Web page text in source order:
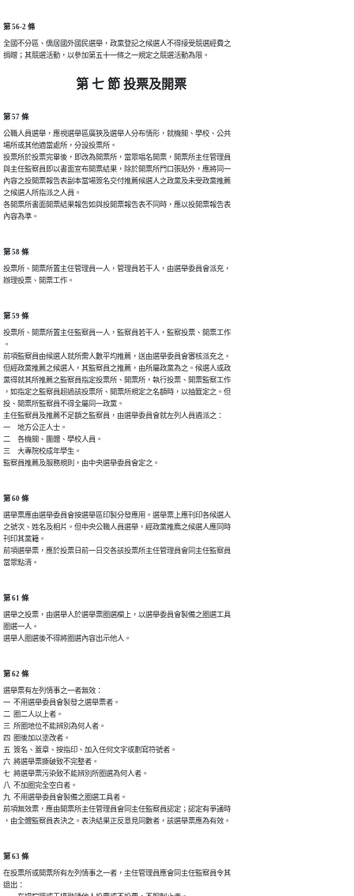
第 56-2 條
全國不分區、僑居國外國民選舉，政黨登記之候選人不得接受競選經費之
捐贈；其競選活動，以參加第五十一條之一規定之競選活動為限。
第 七 節 投票及開票
第 57 條
公職人員選舉，應視選舉區廣狹及選舉人分布情形，就機關、學校、公共
場所或其他適當處所，分設投票所。
投票所於投票完畢後，即改為開票所，當眾唱名開票，開票所主任管理員
與主任監察員即以書面宣布開票結果，除於開票所門口張貼外，應將同一
內容之投開票報告表副本當場簽名交付推薦候選人之政黨及未受政黨推薦
之候選人所指派之人員。
各開票所書面開票結果報告如與投開票報告表不同時，應以投開票報告表
內容為準。
第 58 條
投票所、開票所置主任管理員一人，管理員若干人，由選舉委員會派充，
第 59 條
投票所、開票所置主任監察員一人，監察員若干人，監察投票、開票工作
。
前項監察員由候選人就所需人數平均推薦，送由選舉委員會審核派充之。
但經政黨推薦之候選人，其監察員之推薦，由所屬政黨為之。候選人或政
黨得就其所推薦之監察員指定投票所、開票所，執行投票、開票監察工作
，如指定之監察員超過該投票所、開票所規定之名額時，以抽籤定之。但
投、開票所監察員不得全屬同一政黨。
主任監察員及推薦不足額之監察員，由選舉委員會就左列人員遴派之：
一　地方公正人士。
二　各機關、團體、學校人員。
三　大專院校成年學生。
第 60 條
選舉票應由選舉委員會按選舉區印製分發應用。選舉票上應刊印各候選人
之號次、姓名及相片。但中央公職人員選舉，經政黨推廌之候選人應同時
刊印其黨籍。
前項選舉票，應於投票日前一日交各該投票所主任管理員會同主任監察員
當眾點清。
第 61 條
選舉之投票，由選舉人於選舉票圈選欄上，以選舉委員會製備之圈選工具
圈選一人。
選舉人圈選後不得將圈選內容出示他人。
第 62 條
選舉票有左列情事之一者無效：
一  不用選舉委員會製發之選舉票者。
二  圈二人以上者。
三  所圈地位不能辨別為何人者。
四  圈後加以塗改者。
五  簽名、蓋章、按指印、加入任何文字或劃寫符號者。
六  將選舉票撕破致不完整者。
七  將選舉票污染致不能辨別所圈選為何人者。
八  不加圈完全空白者。
九  不用選舉委員會製備之圈選工具者。
前項無效票，應由開票所主任管理員會同主任監察員認定；認定有爭議時
，由全體監察員表決之。表決結果正反意見同數者，該選舉票應為有效。
第 63 條
在投票所或開票所有左列情事之一者，主任管理員應會同主任監察員令其
退出：